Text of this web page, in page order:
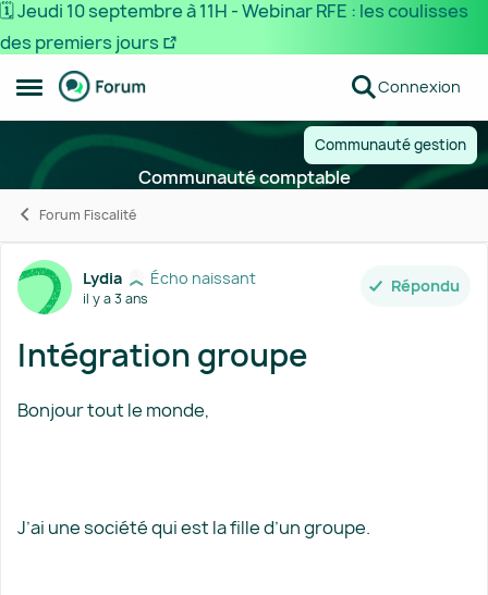
🗓️ Jeudi 10 septembre à 11H - Webinar RFE : les coulisses
des premiers jours
Ouvrir Menu Latéral
Passer au contenu Connexion
Communauté gestion
Communauté comptable
Forum Fiscalité
Forum Discussion
Lydia Écho naissant
il y a 3 ans
Répondu
Intégration groupe
Bonjour tout le monde,
J’ai une société qui est la fille d’un groupe.